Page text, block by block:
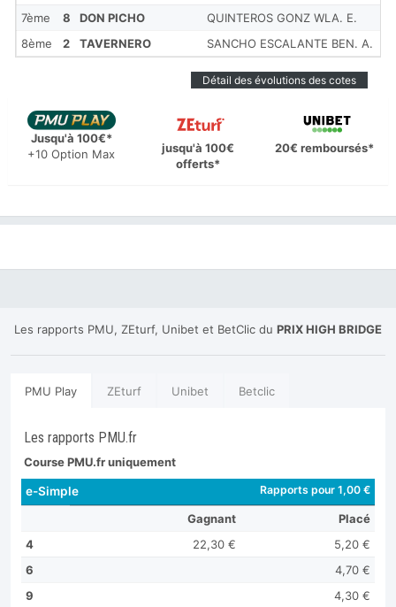
7ème
8 DON PICHO QUINTEROS GONZ WLA. E.
8ème
2 TAVERNERO SANCHO ESCALANTE BEN. A.
Détail des évolutions des cotes
Jusqu'à 100€*
+10 Option Max
jusqu'à 100€
offerts*
20€ remboursés*
Les rapports PMU, ZEturf, Unibet et BetClic du PRIX HIGH BRIDGE
PMU Play ZEturf Unibet Betclic
Les rapports PMU.fr
Course PMU.fr uniquement
e-Simple Rapports pour 1,00 €
Gagnant
Placé
4
22,30 €
5,20 €
6
4,70 €
9
4,30 €